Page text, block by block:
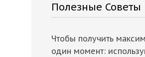
Полезные
Чтобы получить
один момент: